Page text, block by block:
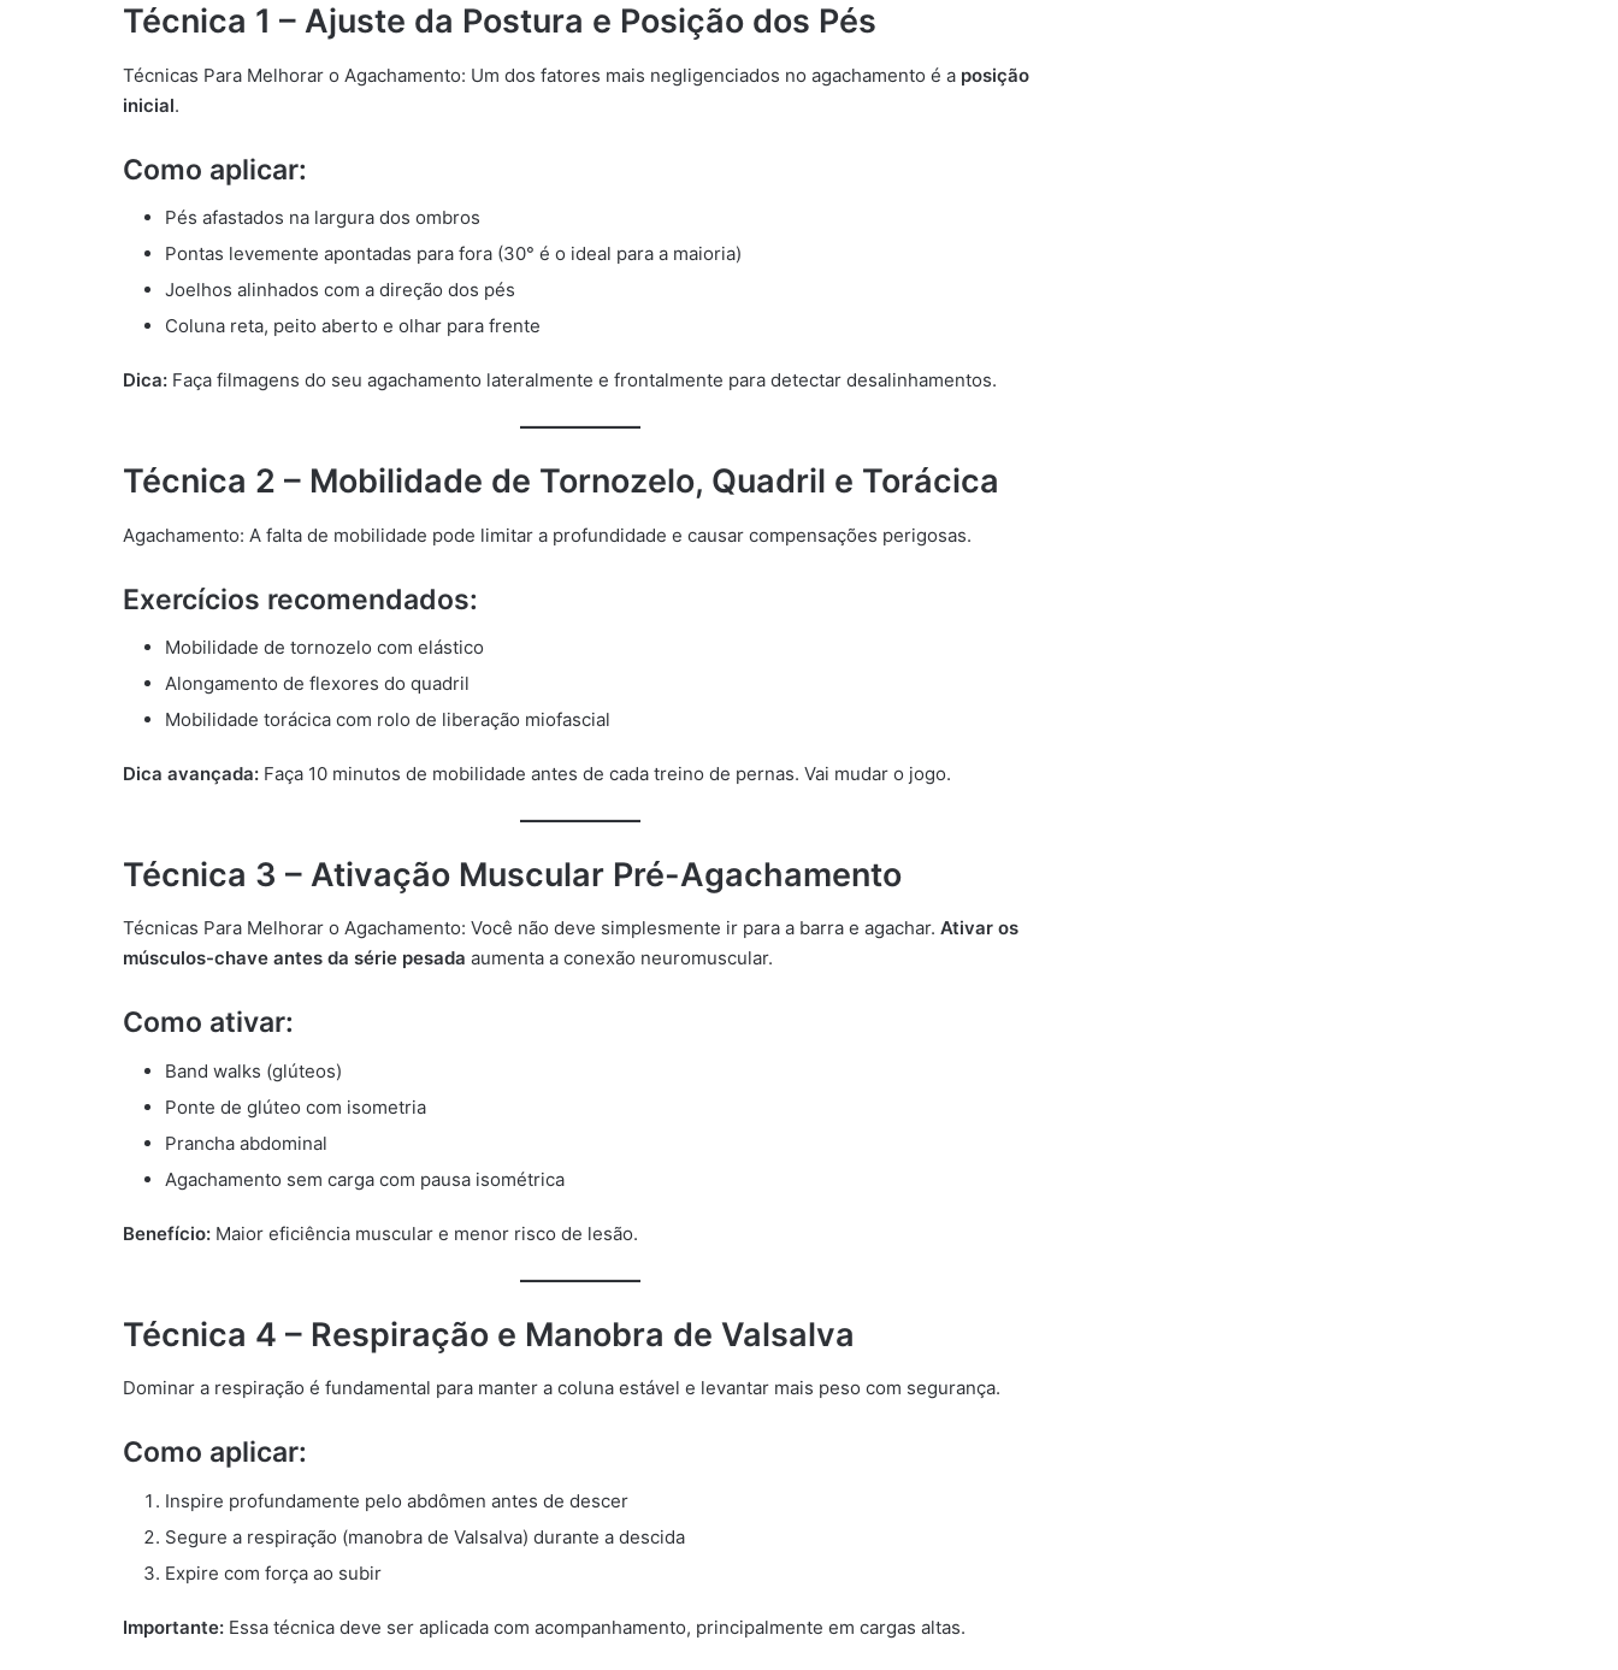
Técnica 1 – Ajuste da Postura e Posição dos Pés
Técnicas Para Melhorar o Agachamento: Um dos fatores mais negligenciados no agachamento é a posição
inicial.
Como aplicar:
Pés afastados na largura dos ombros
Pontas levemente apontadas para fora (30° é o ideal para a maioria)
Joelhos alinhados com a direção dos pés
Coluna reta, peito aberto e olhar para frente
Dica: Faça filmagens do seu agachamento lateralmente e frontalmente para detectar desalinhamentos.
Técnica 2 – Mobilidade de Tornozelo, Quadril e Torácica
Agachamento: A falta de mobilidade pode limitar a profundidade e causar compensações perigosas.
Exercícios recomendados:
Mobilidade de tornozelo com elástico
Alongamento de flexores do quadril
Mobilidade torácica com rolo de liberação miofascial
Dica avançada: Faça 10 minutos de mobilidade antes de cada treino de pernas. Vai mudar o jogo.
Técnica 3 – Ativação Muscular Pré-Agachamento
Técnicas Para Melhorar o Agachamento: Você não deve simplesmente ir para a barra e agachar. Ativar os
músculos-chave antes da série pesada aumenta a conexão neuromuscular.
Como ativar:
Band walks (glúteos)
Ponte de glúteo com isometria
Prancha abdominal
Agachamento sem carga com pausa isométrica
Benefício: Maior eficiência muscular e menor risco de lesão.
Técnica 4 – Respiração e Manobra de Valsalva
Dominar a respiração é fundamental para manter a coluna estável e levantar mais peso com segurança.
Como aplicar:
Inspire profundamente pelo abdômen antes de descer
Segure a respiração (manobra de Valsalva) durante a descida
Expire com força ao subir
Importante: Essa técnica deve ser aplicada com acompanhamento, principalmente em cargas altas.